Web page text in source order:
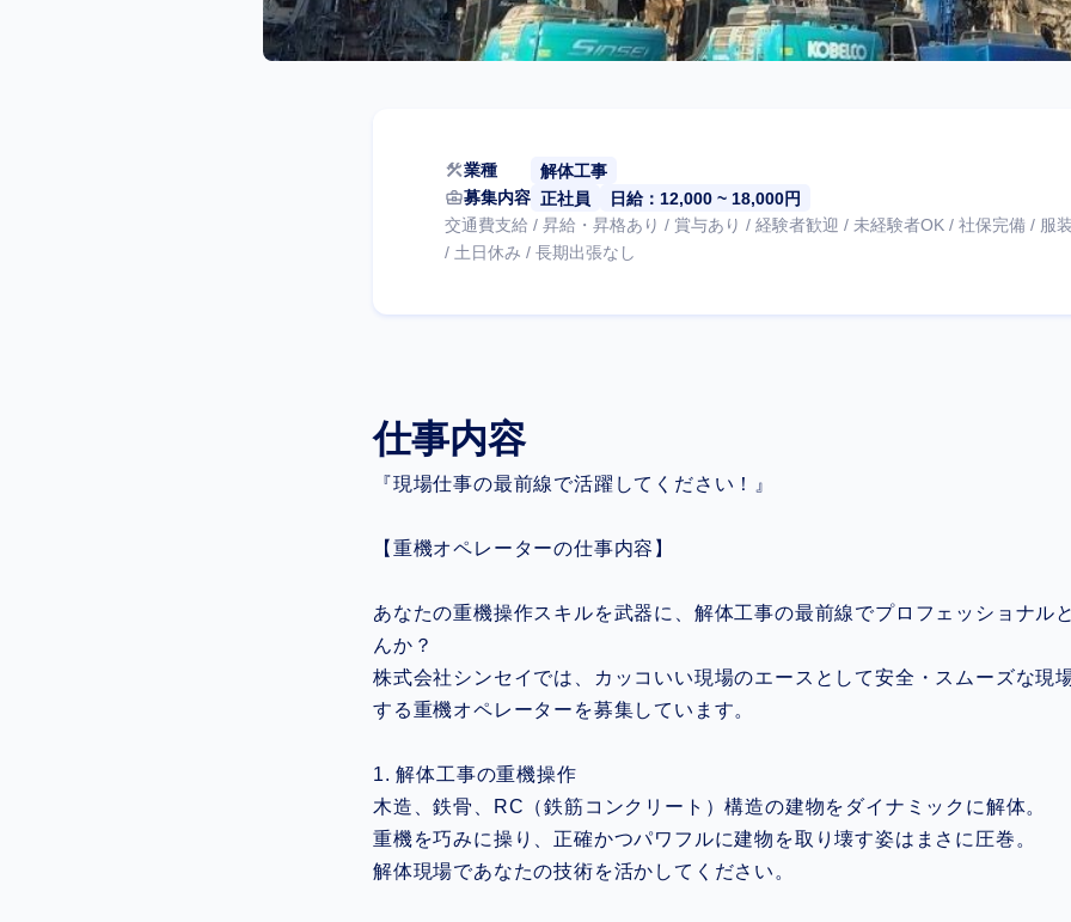
construction業種
解体工事
business_center募集内容 正社員
日給：12,000 ~ 18,000円
交通費支給 / 昇給・昇格あり / 賞与あり / 経験者歓迎 / 未経験者OK / 社保完備 / 服
/ 土日休み / 長期出張なし
仕事内容
『現場仕事の最前線で活躍してください！』
【重機オペレーターの仕事内容】
あなたの重機操作スキルを武器に、解体工事の最前線でプロフェッショナル
んか？
株式会社シンセイでは、カッコいい現場のエースとして安全・スムーズな現
する重機オペレーターを募集しています。
1. 解体工事の重機操作
木造、鉄骨、RC（鉄筋コンクリート）構造の建物をダイナミックに解体。
重機を巧みに操り、正確かつパワフルに建物を取り壊す姿はまさに圧巻。
解体現場であなたの技術を活かしてください。